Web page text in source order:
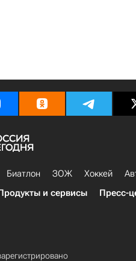
Биатлон ЗОЖ Хоккей
и сервисы Пресс-